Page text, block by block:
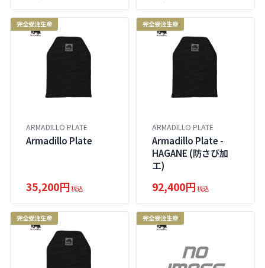
完全受注生産
ARMADILLO PLATE
Armadillo Plate
35,200円税込
完全受注生産
ARMADILLO PLATE
Armadillo Plate -
HAGANE (防さび加
工)
92,400円税込
完全受注生産 完全受注生産